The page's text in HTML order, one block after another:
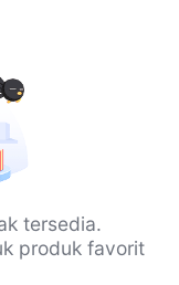
tersedia.
produk favorit